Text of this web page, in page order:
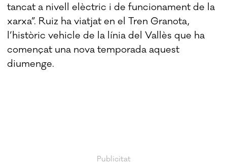
tancat a nivell elèctric i de funcionament de la
xarxa”. Ruiz ha viatjat en el Tren Granota,
l’històric vehicle de la línia del Vallès que ha
començat una nova temporada aquest
diumenge.